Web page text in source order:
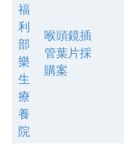
福
利
部
樂
生
療
養
院
喉頭鏡插
管葉片採
購案